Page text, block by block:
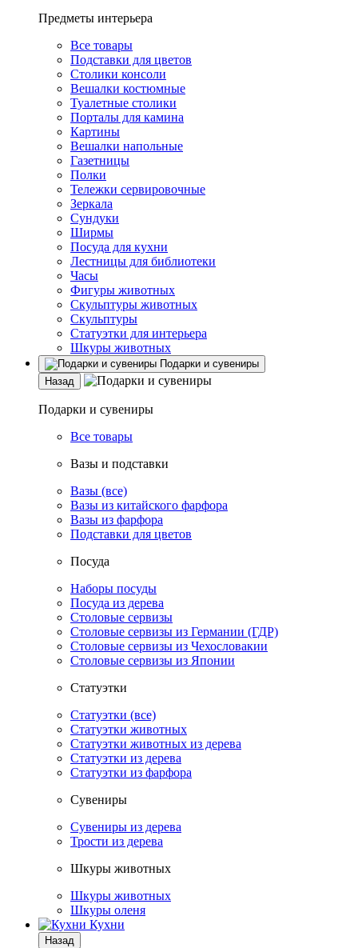
Предметы интерьера
Все товары
Подставки для цветов
Столики консоли
Вешалки костюмные
Туалетные столики
Порталы для камина
Картины
Вешалки напольные
Газетницы
Полки
Тележки сервировочные
Зеркала
Сундуки
Ширмы
Посуда для кухни
Лестницы для библиотеки
Часы
Фигуры животных
Скульптуры животных
Скульптуры
Статуэтки для интерьера
Шкуры животных
Подарки и сувениры
Назад
Подарки и сувениры
Все товары
Вазы и подставки
Вазы (все)
Вазы из китайского фарфора
Вазы из фарфора
Подставки для цветов
Посуда
Наборы посуды
Посуда из дерева
Столовые сервизы
Столовые сервизы из Германии (ГДР)
Столовые сервизы из Чехословакии
Столовые сервизы из Японии
Статуэтки
Статуэтки (все)
Статуэтки животных
Статуэтки животных из дерева
Статуэтки из дерева
Статуэтки из фарфора
Сувениры
Сувениры из дерева
Трости из дерева
Шкуры животных
Шкуры животных
Шкуры оленя
Кухни
Назад